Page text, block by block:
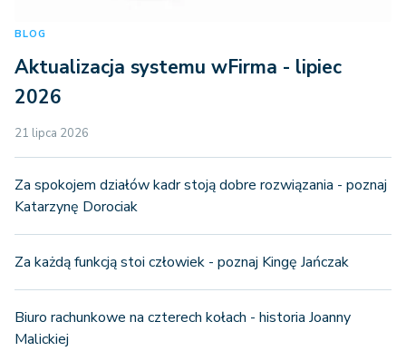
BLOG
Aktualizacja systemu wFirma - lipiec
2026
21 lipca 2026
Za spokojem działów kadr stoją dobre rozwiązania - poznaj
Katarzynę Dorociak
Za każdą funkcją stoi człowiek - poznaj Kingę Jańczak
Biuro rachunkowe na czterech kołach - historia Joanny
Malickiej